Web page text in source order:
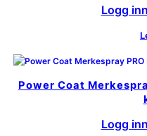
Logg
Power Coat
Logg